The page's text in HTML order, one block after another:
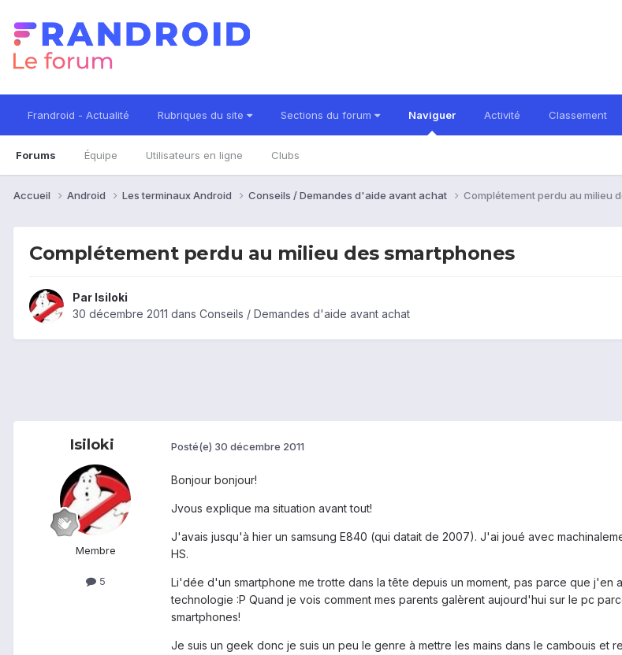
Frandroid - Actualité Rubriques du site Sections du forum Naviguer
Forums Équipe Utilisateurs en ligne Clubs
Activité Classement
Accueil Android Les terminaux Android Conseils / Demandes d'aide avant achat Complétement perdu au milieu
Complétement perdu au milieu des smartphones
Par Isiloki
30 décembre 2011 dans Conseils / Demandes d'aide avant achat
Isiloki
Membre
5
Posté(e) 30 décembre 2011
Bonjour bonjour!
Jvous explique ma situation avant tout!
J'avais jusqu'à hier un samsung E840 (qui datait de 2007). J'ai joué avec
HS.
Li'dée d'un smartphone me trotte dans la tête depuis un moment, pas parce que
technologie :P Quand je vois comment mes parents galèrent aujourd'hui sur le pc
smartphones!
Je suis un geek donc je suis un peu le genre à mettre les mains dans le cambouis